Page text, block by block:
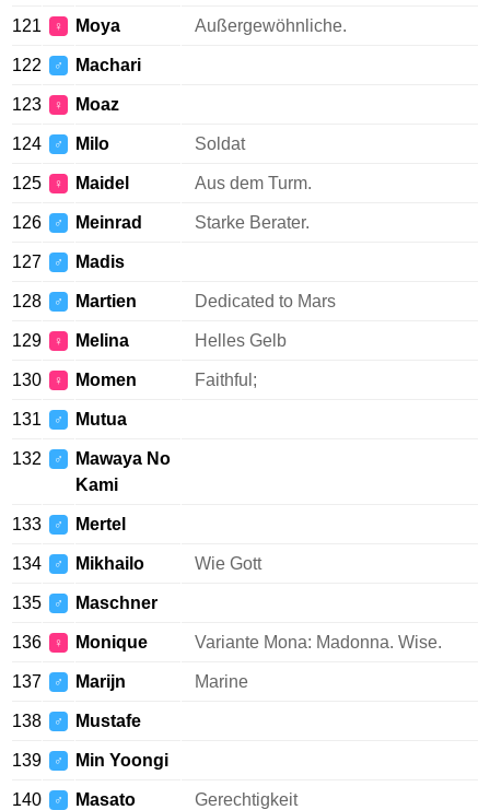
121 ♀ Moya Außergewöhnliche.
122 ♂ Machari
123 ♀ Moaz
124 ♂ Milo Soldat
125 ♀ Maidel Aus dem Turm.
126 ♂ Meinrad Starke Berater.
127 ♂ Madis
128 ♂ Martien Dedicated to Mars
129 ♀ Melina Helles Gelb
130 ♀ Momen Faithful;
131 ♂ Mutua
132 ♂
Mawaya No
Kami
133 ♂ Mertel
134 ♂ Mikhailo Wie Gott
135 ♂ Maschner
136 ♀ Monique Variante Mona: Madonna. Wise.
137 ♂ Marijn Marine
138 ♂ Mustafe
139 ♂ Min Yoongi
140 ♂ Masato Gerechtigkeit